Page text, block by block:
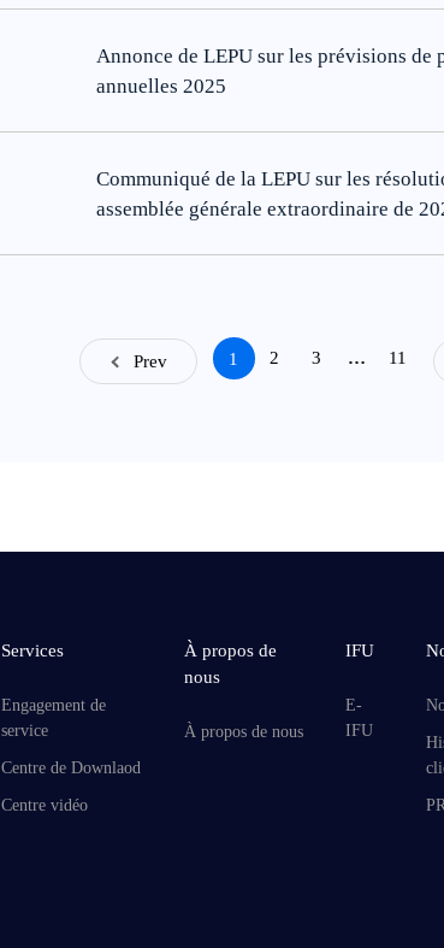
Annonce de LEPU sur les prévisions de
annuelles 2025
Communiqué de la LEPU sur les
assemblée générale extraordinaire de
Prev 1 2 3 … 11
Services
Engagement de
service
Centre de Downlaod
Centre vidéo
À propos de
nous
À propos de nous
IFU
E-
IFU
PR